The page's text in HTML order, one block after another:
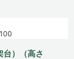
台）（高さ